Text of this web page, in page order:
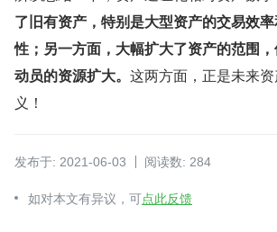
了旧有资产，特别是大型资产的交易效
性；另一方面，大幅扩大了资产的范围
动员的资源扩大。 这两方面，正是未来
义！
发布于: 2021-06-03 阅读数: 284
如对本文有异议，可点此反馈